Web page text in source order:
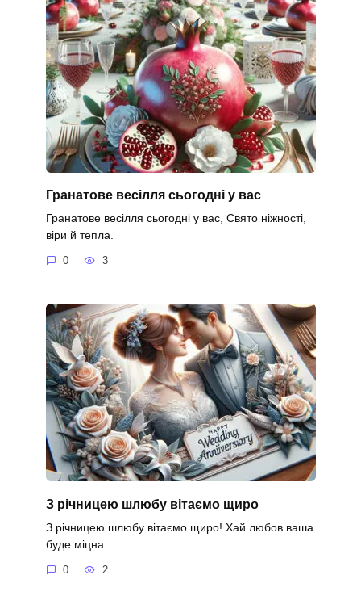
Гранатове весілля сьогодні у вас
Гранатове весілля сьогодні у вас, Свято ніжності,
віри й тепла.
0 3
З річницею шлюбу вітаємо щиро
З річницею шлюбу вітаємо щиро! Хай любов ваша
буде міцна.
0 2